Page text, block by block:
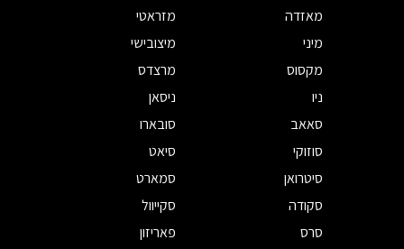
מאזדה
מזראטי
מיני
מיצובישי
מקסוס
מרצדס
ניו
ניסאן
סאאב
סובארו
סוזוקי
סיאט
סיטרואן
סמארט
סקודה
סקייוול
סרס
פאריזון